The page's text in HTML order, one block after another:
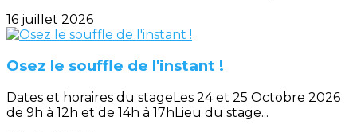
16 juillet 2026
Osez le souffle de l'instant !
Dates et horaires du stageLes 24 et 25 Octobre 2026
de 9h à 12h et de 14h à 17hLieu du stage...